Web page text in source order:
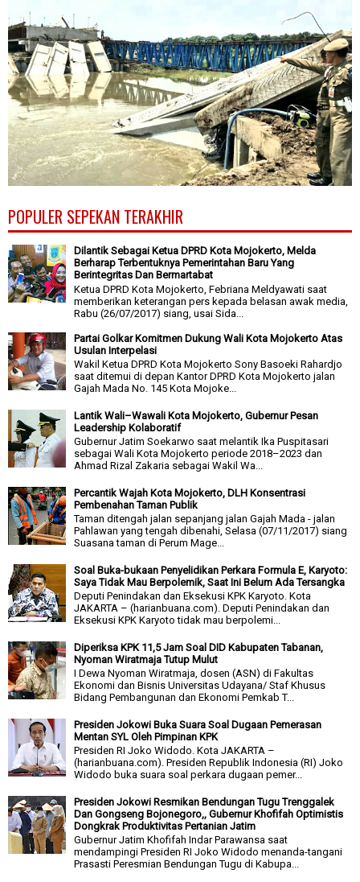
POPULER SEPEKAN TERAKHIR
Dilantik Sebagai Ketua DPRD Kota Mojokerto, Melda
Berharap Terbentuknya Pemerintahan Baru Yang
Berintegritas Dan Bermartabat
Ketua DPRD Kota Mojokerto, Febriana Meldyawati saat
memberikan keterangan pers kepada belasan awak media,
Rabu (26/07/2017) siang, usai Sida...
Partai Golkar Komitmen Dukung Wali Kota Mojokerto Atas
Usulan Interpelasi
Wakil Ketua DPRD Kota Mojokerto Sony Basoeki Rahardjo
saat ditemui di depan Kantor DPRD Kota Mojokerto jalan
Gajah Mada No. 145 Kota Mojoke...
Lantik Wali–Wawali Kota Mojokerto, Gubernur Pesan
Leadership Kolaboratif
Gubernur Jatim Soekarwo saat melantik Ika Puspitasari
sebagai Wali Kota Mojokerto periode 2018–2023 dan
Ahmad Rizal Zakaria sebagai Wakil Wa...
Percantik Wajah Kota Mojokerto, DLH Konsentrasi
Pembenahan Taman Publik
Taman ditengah jalan sepanjang jalan Gajah Mada - jalan
Pahlawan yang tengah dibenahi, Selasa (07/11/2017) siang
Suasana taman di Perum Mage...
Soal Buka-bukaan Penyelidikan Perkara Formula E, Karyoto:
Saya Tidak Mau Berpolemik, Saat Ini Belum Ada Tersangka
Deputi Penindakan dan Eksekusi KPK Karyoto. Kota
JAKARTA – (harianbuana.com). Deputi Penindakan dan
Eksekusi KPK Karyoto tidak mau berpolemi...
Diperiksa KPK 11,5 Jam Soal DID Kabupaten Tabanan,
Nyoman Wiratmaja Tutup Mulut
I Dewa Nyoman Wiratmaja, dosen (ASN) di Fakultas
Ekonomi dan Bisnis Universitas Udayana/ Staf Khusus
Bidang Pembangunan dan Ekonomi Pemkab T...
Presiden Jokowi Buka Suara Soal Dugaan Pemerasan
Mentan SYL Oleh Pimpinan KPK
Presiden RI Joko Widodo. Kota JAKARTA –
(harianbuana.com). Presiden Republik Indonesia (RI) Joko
Widodo buka suara soal perkara dugaan pemer...
Presiden Jokowi Resmikan Bendungan Tugu Trenggalek
Dan Gongseng Bojonegoro,, Gubernur Khofifah Optimistis
Dongkrak Produktivitas Pertanian Jatim
Gubernur Jatim Khofifah Indar Parawansa saat
mendampingi Presiden RI Joko Widodo menanda-tangani
Prasasti Peresmian Bendungan Tugu di Kabupa...